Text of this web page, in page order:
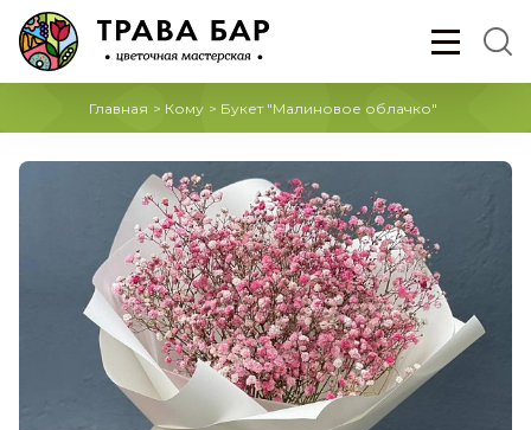
Главная > Кому > Букет "Малиновое облачко"